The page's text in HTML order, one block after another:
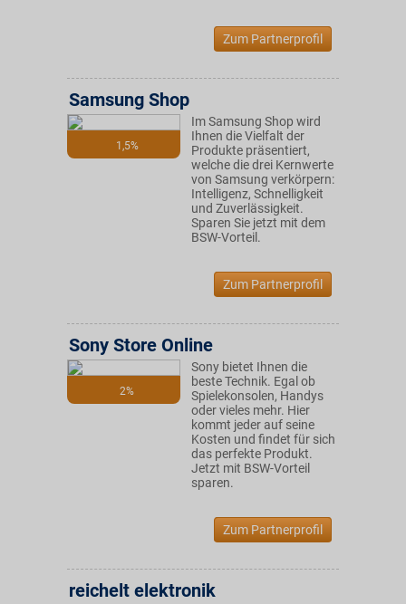
Zum Partnerprofil
1,5%
Samsung Shop
Im Samsung Shop wird
Ihnen die Vielfalt der
Produkte präsentiert,
welche die drei Kernwerte
von Samsung verkörpern:
Intelligenz, Schnelligkeit
und Zuverlässigkeit.
Sparen Sie jetzt mit dem
BSW-Vorteil.
Zum Partnerprofil
2%
Sony Store Online
Sony bietet Ihnen die
beste Technik. Egal ob
Spielekonsolen, Handys
oder vieles mehr. Hier
kommt jeder auf seine
Kosten und findet für sich
das perfekte Produkt.
Jetzt mit BSW-Vorteil
sparen.
Zum Partnerprofil
reichelt elektronik